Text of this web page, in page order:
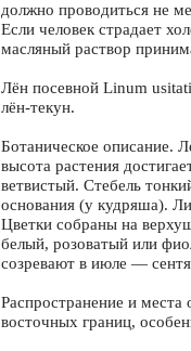
должно проводиться не
Если человек страдает
масляный раствор
Лён посевной Linum
лён-текун.
Ботаническое описание.
высота растения
ветвистый. Стебель
основания (у кудряша).
Цветки собраны на
белый, розоватый или
созревают в июле —
Распространение и
восточных границ,